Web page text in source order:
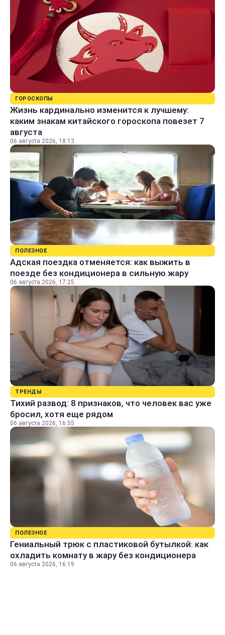
ГОРОСКОПЫ
Жизнь кардинально изменится к лучшему:
каким знакам китайского гороскопа повезет 7
августа
06 августа 2026, 18:13
ПОЛЕЗНОЕ
Адская поездка отменяется: как выжить в
поезде без кондиционера в сильную жару
06 августа 2026, 17:25
ТРЕНДЫ
Тихий развод: 8 признаков, что человек вас уже
бросил, хотя еще рядом
06 августа 2026, 16:55
ПОЛЕЗНОЕ
Гениальный трюк с пластиковой бутылкой: как
охладить комнату в жару без кондиционера
06 августа 2026, 16:19